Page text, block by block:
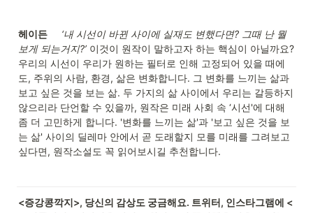
헤이든
‘내 시선이 바뀐 사이에 실재도 변했다면? 그때 난 뭘
보게 되는거지?’ 이것이 원작이 말하고자 하는 핵심이 아닐까요?
우리의 시선이 우리가 원하는 필터로 인해 고정되어 있을 때에
도, 주위의 사람, 환경, 삶은 변화합니다. 그 변화를 느끼는 삶과
보고 싶은 것을 보는 삶. 두 가지의 삶 사이에서 우리는 갈등하지
않으리라 단언할 수 있을까, 원작은 미래 사회 속 ‘시선'에 대해
좀 더 고민하게 합니다. '변화를 느끼는 삶'과 '보고 싶은 것을 보
는 삶' 사이의 딜레마 안에서 곧 도래할지 모를 미래를 그려보고
싶다면, 원작소설도 꼭 읽어보시길 추천합니다.
<증강콩깍지>, 당신의 감상도 궁금해요. 트위터, 인스타그램에 <